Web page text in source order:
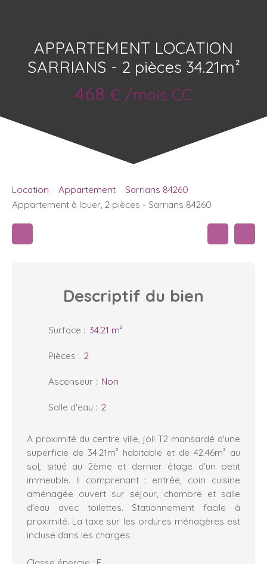
APPARTEMENT LOCATION
SARRIANS - 2 pièces 34.21m²
468 € /mois CC
Location Appartement
Sarrians 84260
Appartement à louer, 2 pièces - Sarrians 84260
Descriptif du bien
Surface : 34.21 m²
Pièces : 2
Ascenseur : Non
Salle d'eau : 2
A proximité du centre ville, joli T2 mansardé d'une
superficie de 34.21m² habitable et de 42.46m² au
sol, situé au 2ème et dernier étage d'un petit
immeuble. Il comprenant : entrée, coin cuisine
aménagée ouvert sur séjour, chambre et salle
d'eau avec toilettes. Stationnement facile à
proximité. La taxe sur les ordures ménagères est
incluse dans les charges.